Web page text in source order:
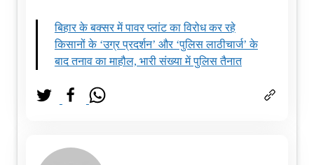
बिहार के बक्‍सर में पावर प्लांट का विरोध कर रहे
किसानों के ‘उग्र प्रदर्शन’ और ‘पुलिस लाठीचार्ज’ के
बाद तनाव का माहौल, भारी संख्‍या में पुलिस तैनात